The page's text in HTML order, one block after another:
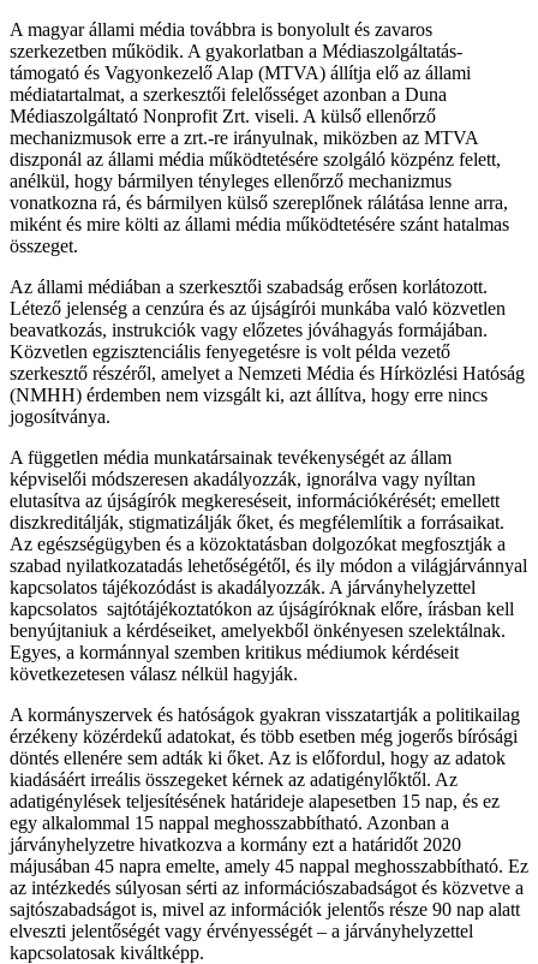
A magyar állami média továbbra is bonyolult és zavaros
szerkezetben működik. A gyakorlatban a Médiaszolgáltatás-
támogató és Vagyonkezelő Alap (MTVA) állítja elő az állami
médiatartalmat, a szerkesztői felelősséget azonban a Duna
Médiaszolgáltató Nonprofit Zrt. viseli. A külső ellenőrző
mechanizmusok erre a zrt.-re irányulnak, miközben az MTVA
diszponál az állami média működtetésére szolgáló közpénz felett,
anélkül, hogy bármilyen tényleges ellenőrző mechanizmus
vonatkozna rá, és bármilyen külső szereplőnek rálátása lenne arra,
miként és mire költi az állami média működtetésére szánt hatalmas
összeget.
Az állami médiában a szerkesztői szabadság erősen korlátozott.
Létező jelenség a cenzúra és az újságírói munkába való közvetlen
beavatkozás, instrukciók vagy előzetes jóváhagyás formájában.
Közvetlen egzisztenciális fenyegetésre is volt példa vezető
szerkesztő részéről, amelyet a Nemzeti Média és Hírközlési Hatóság
(NMHH) érdemben nem vizsgált ki, azt állítva, hogy erre nincs
jogosítványa.
A független média munkatársainak tevékenységét az állam
képviselői módszeresen akadályozzák, ignorálva vagy nyíltan
elutasítva az újságírók megkereséseit, információkérését; emellett
diszkreditálják, stigmatizálják őket, és megfélemlítik a forrásaikat.
Az egészségügyben és a közoktatásban dolgozókat megfosztják a
szabad nyilatkozatadás lehetőségétől, és ily módon a világjárvánnyal
kapcsolatos tájékozódást is akadályozzák. A járványhelyzettel
kapcsolatos sajtótájékoztatókon az újságíróknak előre, írásban kell
benyújtaniuk a kérdéseiket, amelyekből önkényesen szelektálnak.
Egyes, a kormánnyal szemben kritikus médiumok kérdéseit
következetesen válasz nélkül hagyják.
A kormányszervek és hatóságok gyakran visszatartják a politikailag
érzékeny közérdekű adatokat, és több esetben még jogerős bírósági
döntés ellenére sem adták ki őket. Az is előfordul, hogy az adatok
kiadásáért irreális összegeket kérnek az adatigénylőktől. Az
adatigénylések teljesítésének határideje alapesetben 15 nap, és ez
egy alkalommal 15 nappal meghosszabbítható. Azonban a
járványhelyzetre hivatkozva a kormány ezt a határidőt 2020
májusában 45 napra emelte, amely 45 nappal meghosszabbítható. Ez
az intézkedés súlyosan sérti az információszabadságot és közvetve a
sajtószabadságot is, mivel az információk jelentős része 90 nap alatt
elveszti jelentőségét vagy érvényességét – a járványhelyzettel
kapcsolatosak kiváltképp.